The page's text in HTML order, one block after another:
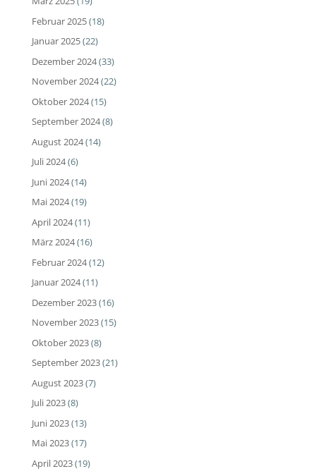
Februar 2025(18)
Januar 2025(22)
Dezember 2024(33)
November 2024(22)
Oktober 2024(15)
September 2024(8)
August 2024(14)
Juli 2024(6)
Juni 2024(14)
Mai 2024(19)
April 2024(11)
März 2024(16)
Februar 2024(12)
Januar 2024(11)
Dezember 2023(16)
November 2023(15)
Oktober 2023(8)
September 2023(21)
August 2023(7)
Juli 2023(8)
Juni 2023(13)
Mai 2023(17)
April 2023(19)